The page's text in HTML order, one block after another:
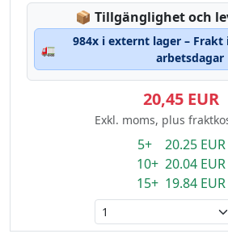
📦 Lagerstatus:
Tillgänglighet och
🚛
984x i externt lager – Frakt
arbetsdagar
20,45 EUR
Exkl. moms, plus
5+ 20.25 EUR
10+ 20.04 EUR
15+ 19.84 EUR